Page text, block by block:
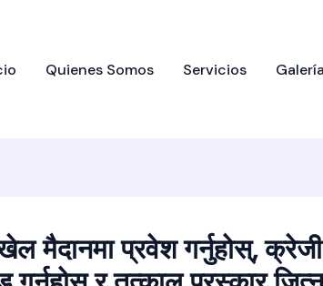
Quienes Somos Servicios Galería
मैदानमा प्रवेश गर्नुहोस्,